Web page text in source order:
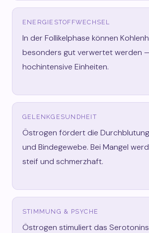
ENERGIESTOFFWECHSEL
In der Follikelphase können
besonders gut verwertet werden
hochintensive Einheiten.
GELENKGESUNDHEIT
Östrogen fördert die Durchblutung
und Bindegewebe. Bei Mangel
steif und schmerzhaft.
STIMMUNG & PSYCHE
Östrogen stimuliert das